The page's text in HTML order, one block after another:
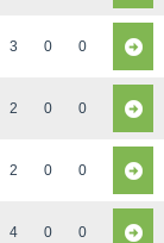
3 0 0
2 0 0
2 0 0
4 0 0